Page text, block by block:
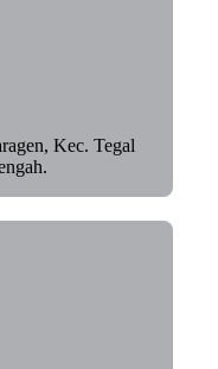
Kec. Tegal